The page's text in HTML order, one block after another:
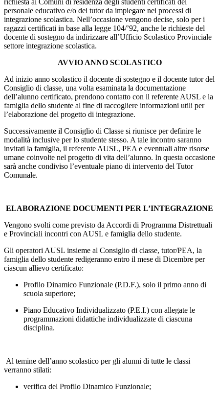
richiesta ai Comuni di residenza degli studenti certificati del
personale educativo e/o dei tutor da impiegare nei processi di
integrazione scolastica. Nell’occasione vengono decise, solo per i
ragazzi certificati in base alla legge 104/’92, anche le richieste del
docente di sostegno da indirizzare all’Ufficio Scolastico Provinciale
settore integrazione scolastica.
AVVIO ANNO SCOLASTICO
Ad inizio anno scolastico il docente di sostegno e il docente tutor del
Consiglio di classe, una volta esaminata la documentazione
dell’alunno certificato, prendono contatto con il referente AUSL e la
famiglia dello studente al fine di raccogliere informazioni utili per
l’elaborazione del progetto di integrazione.
Successivamente il Consiglio di Classe si riunisce per definire le
modalità inclusive per lo studente stesso. A tale incontro saranno
invitati la famiglia, il referente AUSL, PEA e eventuali altre risorse
umane coinvolte nel progetto di vita dell’alunno. In questa occasione
sarà anche condiviso l’eventuale piano di intervento del Tutor
Comunale.
ELABORAZIONE DOCUMENTI PER L’INTEGRAZIONE
Vengono svolti come previsto da Accordi di Programma Distrettuali
e Provinciali incontri con AUSL e famiglia dello studente.
Gli operatori AUSL insieme al Consiglio di classe, tutor/PEA, la
famiglia dello studente redigeranno entro il mese di Dicembre per
ciascun allievo certificato:
Profilo Dinamico Funzionale (P.D.F.), solo il primo anno di
scuola superiore;
Piano Educativo Individualizzato (P.E.I.) con allegate le
programmazioni didattiche individualizzate di ciascuna
disciplina.
Al temine dell’anno scolastico per gli alunni di tutte le classi
verranno stilati:
verifica del Profilo Dinamico Funzionale;